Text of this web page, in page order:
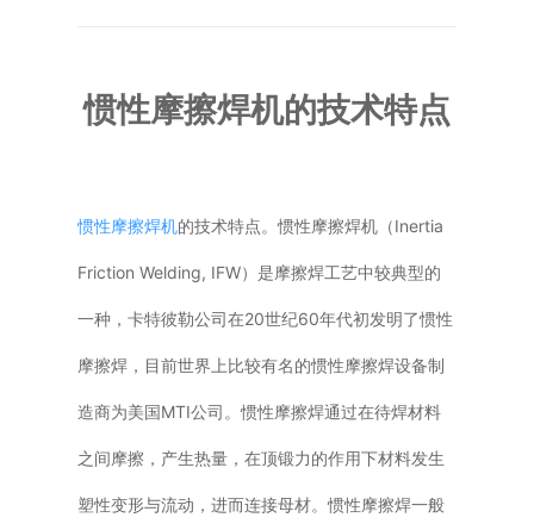
简易数控铣床
专用机床
其他机床
世界杯压球官网-世界杯(中国)
惯性摩擦焊机的技术特点
惯性摩擦焊机的技术特点。惯性摩擦焊机（Inertia
Friction Welding, IFW）是摩擦焊工艺中较典型的
一种，卡特彼勒公司在20世纪60年代初发明了惯性
摩擦焊，目前世界上比较有名的惯性摩擦焊设备制
造商为美国MTI公司。惯性摩擦焊通过在待焊材料
之间摩擦，产生热量，在顶锻力的作用下材料发生
塑性变形与流动，进而连接母材。惯性摩擦焊一般